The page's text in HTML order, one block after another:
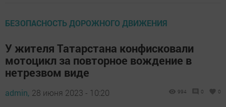
БЕЗОПАСНОСТЬ ДОРОЖНОГО ДВИЖЕНИЯ
У жителя Татарстана конфисковали
мотоцикл за повторное вождение в
нетрезвом виде
admin, 28 июня 2023 - 10:20 994 0 0